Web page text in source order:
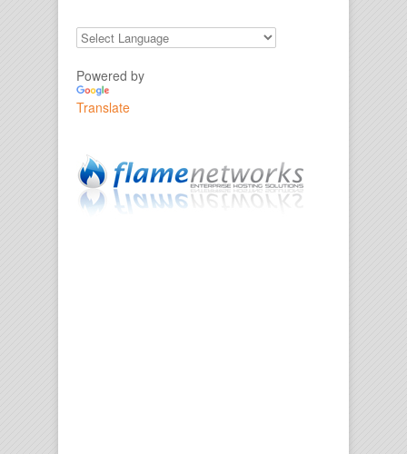
Powered by
Translate